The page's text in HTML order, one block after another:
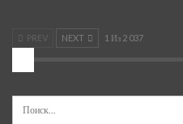
PREV NEXT 1 Из 2 037